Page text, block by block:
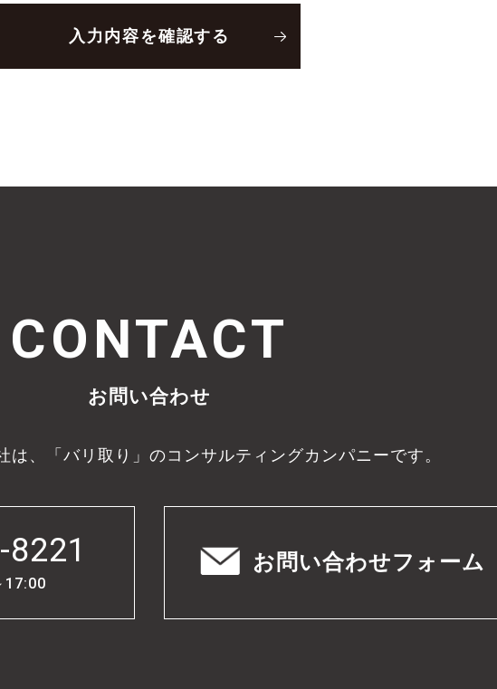
CONTACT
お問い合わせ
は、「バリ取り」のコンサルティングカンパニーです。
17:00
お問い合わせフォーム